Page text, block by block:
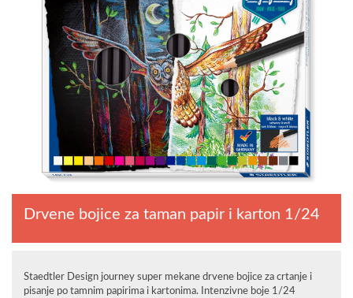
Drvene bojice za taman papir i karton 1/24
Staedtler Design journey super mekane drvene bojice za crtanje i
pisanje po tamnim papirima i kartonima. Intenzivne boje 1/24